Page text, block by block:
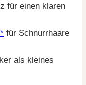
für einen klaren
für Schnurrhaare
als kleines